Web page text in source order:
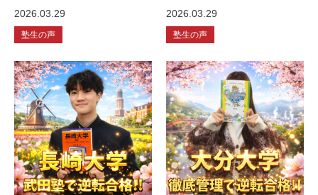
2026.03.29
塾生の声
格！
2026.03.29
塾生の声